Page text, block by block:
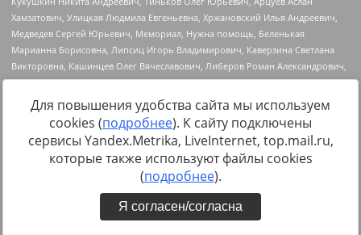
https://minjust.gov.ru/uploaded/files/reestr-
inostrannyih-agentov-22-03-2024.pdfданные на22.03.2024
Для повышения удобства сайта мы используем
cookies (подробнее). К сайту подключены
сервисы Yandex.Metrika, LiveInternet, top.mail.ru,
которые также используют файлы cookies
(подробнее).
Я согласен/согласна